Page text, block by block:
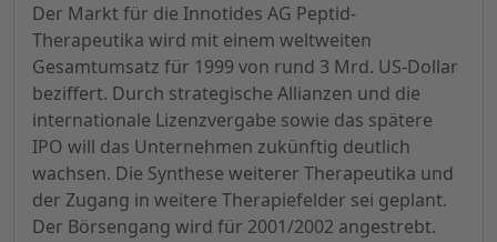
Der Markt für die Innotides AG Peptid-
Therapeutika wird mit einem weltweiten
Gesamtumsatz für 1999 von rund 3 Mrd. US-Dollar
beziffert. Durch strategische Allianzen und die
internationale Lizenzvergabe sowie das spätere
IPO will das Unternehmen zukünftig deutlich
wachsen. Die Synthese weiterer Therapeutika und
der Zugang in weitere Therapiefelder sei geplant.
Der Börsengang wird für 2001/2002 angestrebt.